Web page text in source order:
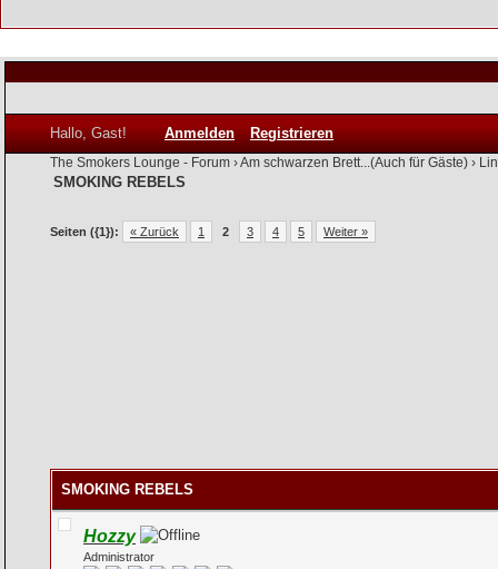
Hallo, Gast! Anmelden Registrieren
The Smokers Lounge - Forum ›Am schwarzen Brett...(Auch für Gäste) ›
SMOKING REBELS
Seiten ({1}): « Zurück 1 2 3 4 5 Weiter »
SMOKING REBELS
Hozzy
Administrator